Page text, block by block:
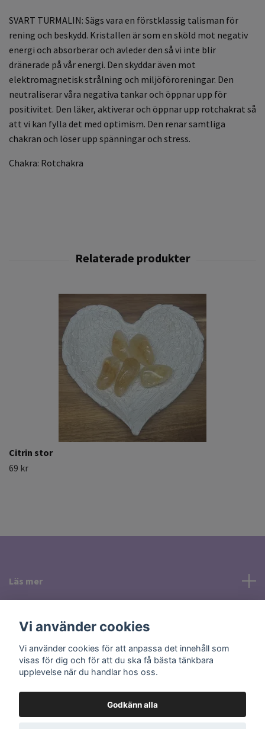
SVART TURMALIN: Sägs vara en förstklassig talisman för
rening och beskydd. Kristallen är som en sköld mot negativ
energi och absorberar och avleder den så vi inte blir
dränerade på vår energi. Den skyddar även mot
elektromagnetisk strålning och miljöföroreningar. Den
neutraliserar våra negativa tankar och öppnar upp för
positivitet. Den läker, aktiverar och öppnar upp rotchakrat så
att vi kan fylla det med optimism. Den renar samtliga
chakran och löser upp spänningar och stress.
Chakra: Rotchakra
Citrin stor
69 kr
Läs mer
© 2026 Holisticcare Smycken & Kristaller i UppsalaPowered by
Vi använder cookies
Vi använder cookies för att anpassa det innehåll som
visas för dig och för att du ska få bästa tänkbara
upplevelse när du handlar hos oss.
Godkänn alla